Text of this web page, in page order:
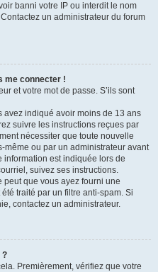
banni votre IP ou interdit le nom
un administrateur du forum
me connecter !
et votre mot de passe. S’ils sont
avez indiqué avoir moins de 13 ans
suivre les instructions reçues par
nécessiter que toute nouvelle
même ou par un administrateur avant
information est indiquée lors de
suivez ses instructions.
peut que vous ayez fourni une
traité par un filtre anti-spam. Si
contactez un administrateur.
?
Premièrement, vérifiez que votre